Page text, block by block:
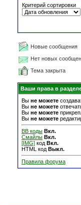
Критерий сортировки
Новые сообщения
Нет новых
Тема закрыта
Ваши права в
Вы не можете
Вы не можете
Вы не можете
Вы не можете
BB коды Вкл.
Смайлы Вкл.
[IMG] код Вкл.
HTML код Выкл.
Правила форума